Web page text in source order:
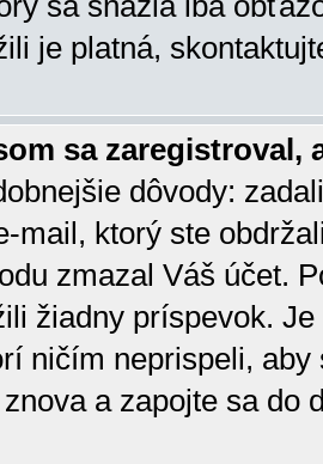
je platná,
sa zaregistroval,
dôvody:
mail, ktorý ste
zmazal Váš účet.
žiadny príspevok.
ničím neprispeli,
a zapojte sa do